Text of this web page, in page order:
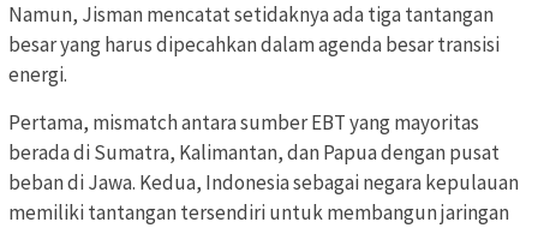
Namun, Jisman mencatat setidaknya ada tiga tantangan
besar yang harus dipecahkan dalam agenda besar transisi
energi.
Pertama, mismatch antara sumber EBT yang mayoritas
berada di Sumatra, Kalimantan, dan Papua dengan pusat
beban di Jawa. Kedua, Indonesia sebagai negara kepulauan
memiliki tantangan tersendiri untuk membangun jaringan